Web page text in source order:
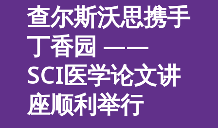
查尔斯沃思携手
丁香园 ——
SCI医学论文讲
座顺利举行